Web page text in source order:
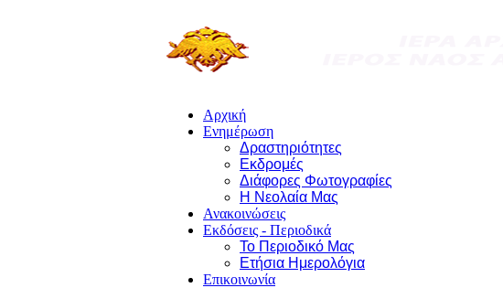
Αρχική
Ενημέρωση
Δραστηριότητες
Εκδρομές
Διάφορες Φωτογραφίες
Η Νεολαία Μας
Ανακοινώσεις
Εκδόσεις - Περιοδικά
Το Περιοδικό Μας
Ετήσια Ημερολόγια
Επικοινωνία